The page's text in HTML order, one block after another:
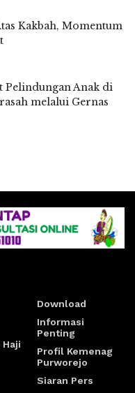
Kakbah, Momentum
Pelindungan Anak di
melalui Gernas
Download
Informasi
Penting
Profil Kemenag
Purworejo
Siaran Pers